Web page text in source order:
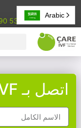
اتصل بـ EuroCARE IVF
Arabic